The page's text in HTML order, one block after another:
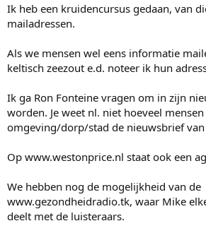
Ik heb een kruidencursus gedaan, van
mailadressen.
Als we mensen wel eens informatie
keltisch zeezout e.d. noteer ik hun
Ik ga Ron Fonteine vragen om in zijn
worden. Je weet nl. niet hoeveel
omgeving/dorp/stad de nieuwsbrief van
Op www.westonprice.nl staat ook een
We hebben nog de mogelijkheid van de
www.gezondheidradio.tk, waar Mike
deelt met de luisteraars.